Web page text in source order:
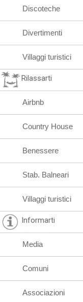
Discoteche
Divertimenti
Villaggi turistici
Rilassarti
Airbnb
Country House
Benessere
Stab. Balneari
Villaggi turistici
Informarti
Media
Comuni
Associazioni